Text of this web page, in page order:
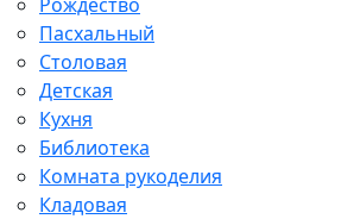
Пасхальный
Столовая
Детская
Кухня
Библиотека
Комната рукоделия
Кладовая